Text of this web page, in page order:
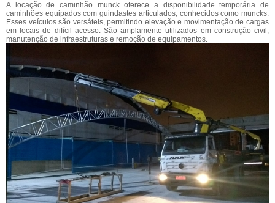
A locação de caminhão munck oferece a disponibilidade temporária de
caminhões equipados com guindastes articulados, conhecidos como muncks.
Esses veículos são versáteis, permitindo elevação e movimentação de cargas
em locais de difícil acesso. São amplamente utilizados em construção civil,
manutenção de infraestruturas e remoção de equipamentos.